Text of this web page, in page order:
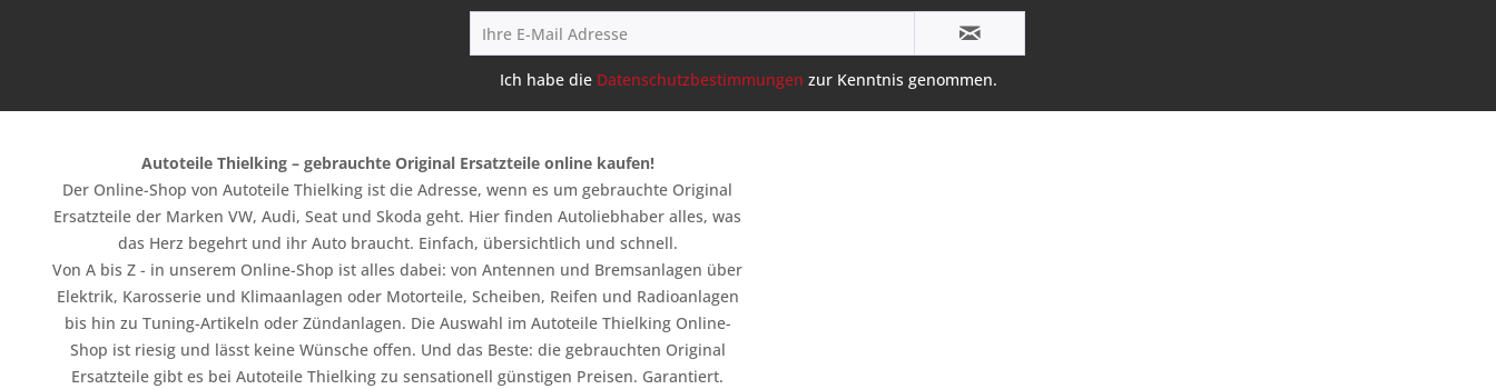
Ich habe die Datenschutzbestimmungen zur Kenntnis genommen.
Autoteile Thielking – gebrauchte Original Ersatzteile online kaufen!
Der Online-Shop von Autoteile Thielking ist die Adresse, wenn es um gebrauchte Original
Ersatzteile der Marken VW, Audi, Seat und Skoda geht. Hier finden Autoliebhaber alles, was
das Herz begehrt und ihr Auto braucht. Einfach, übersichtlich und schnell.
Von A bis Z - in unserem Online-Shop ist alles dabei: von Antennen und Bremsanlagen über
Elektrik, Karosserie und Klimaanlagen oder Motorteile, Scheiben, Reifen und Radioanlagen
bis hin zu Tuning-Artikeln oder Zündanlagen. Die Auswahl im Autoteile Thielking Online-
Shop ist riesig und lässt keine Wünsche offen. Und das Beste: die gebrauchten Original
Ersatzteile gibt es bei Autoteile Thielking zu sensationell günstigen Preisen. Garantiert.